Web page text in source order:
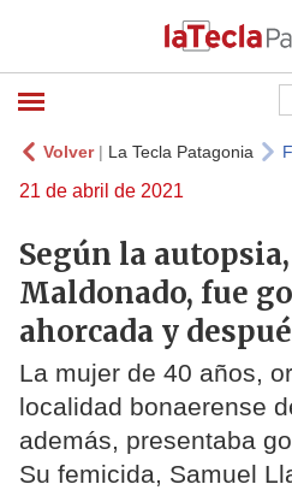
Volver| La Tecla Patagonia
21 de abril de 2021
Según la
Maldonado, fue
ahorcada y
La mujer de 40 años,
localidad bonaerense
además, presentaba
Su femicida, Samuel